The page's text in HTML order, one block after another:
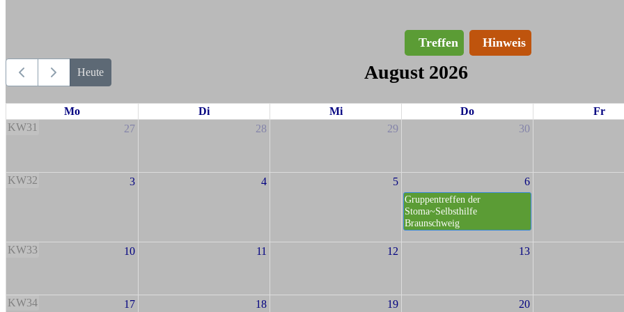
Treffen Hinweis
Heute August 2026
Mo Di Mi Do
Fr
KW31
27 28 29 30
KW32 3 4 5 6
Gruppentreffen der
Stoma~Selbsthilfe
Braunschweig
KW33 10 11 12 13
KW34 17 18 19 20